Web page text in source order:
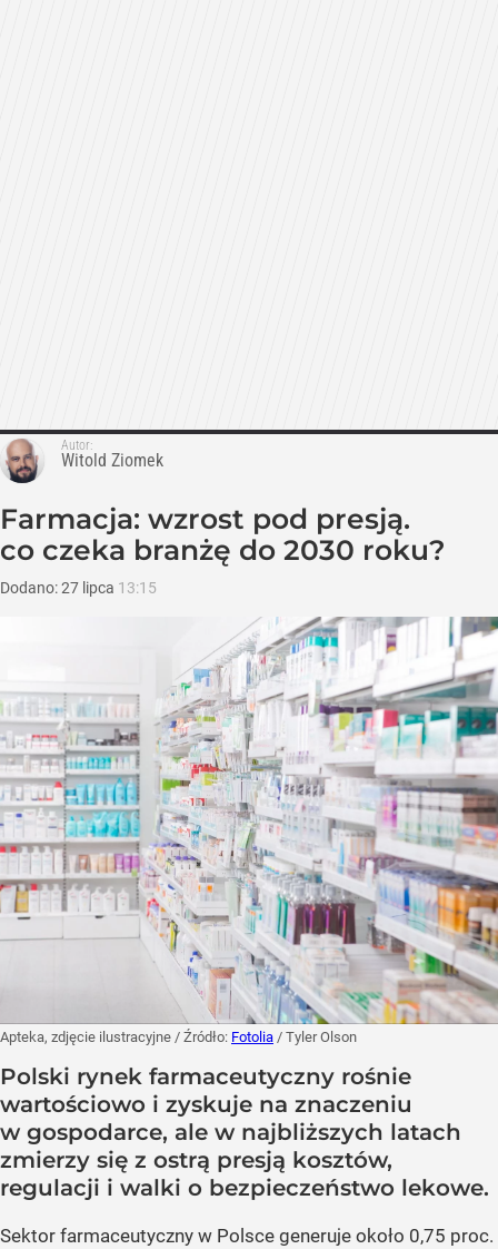
Autor:
Witold Ziomek
Farmacja: wzrost pod presją.
co czeka branżę do 2030 roku?
Dodano:27 lipca 13:15
Apteka, zdjęcie ilustracyjne / Źródło: Fotolia / Tyler Olson
Polski rynek farmaceutyczny rośnie
wartościowo i zyskuje na znaczeniu
w gospodarce, ale w najbliższych latach
zmierzy się z ostrą presją kosztów,
regulacji i walki o bezpieczeństwo lekowe.
Sektor farmaceutyczny w Polsce generuje około 0,75 proc.